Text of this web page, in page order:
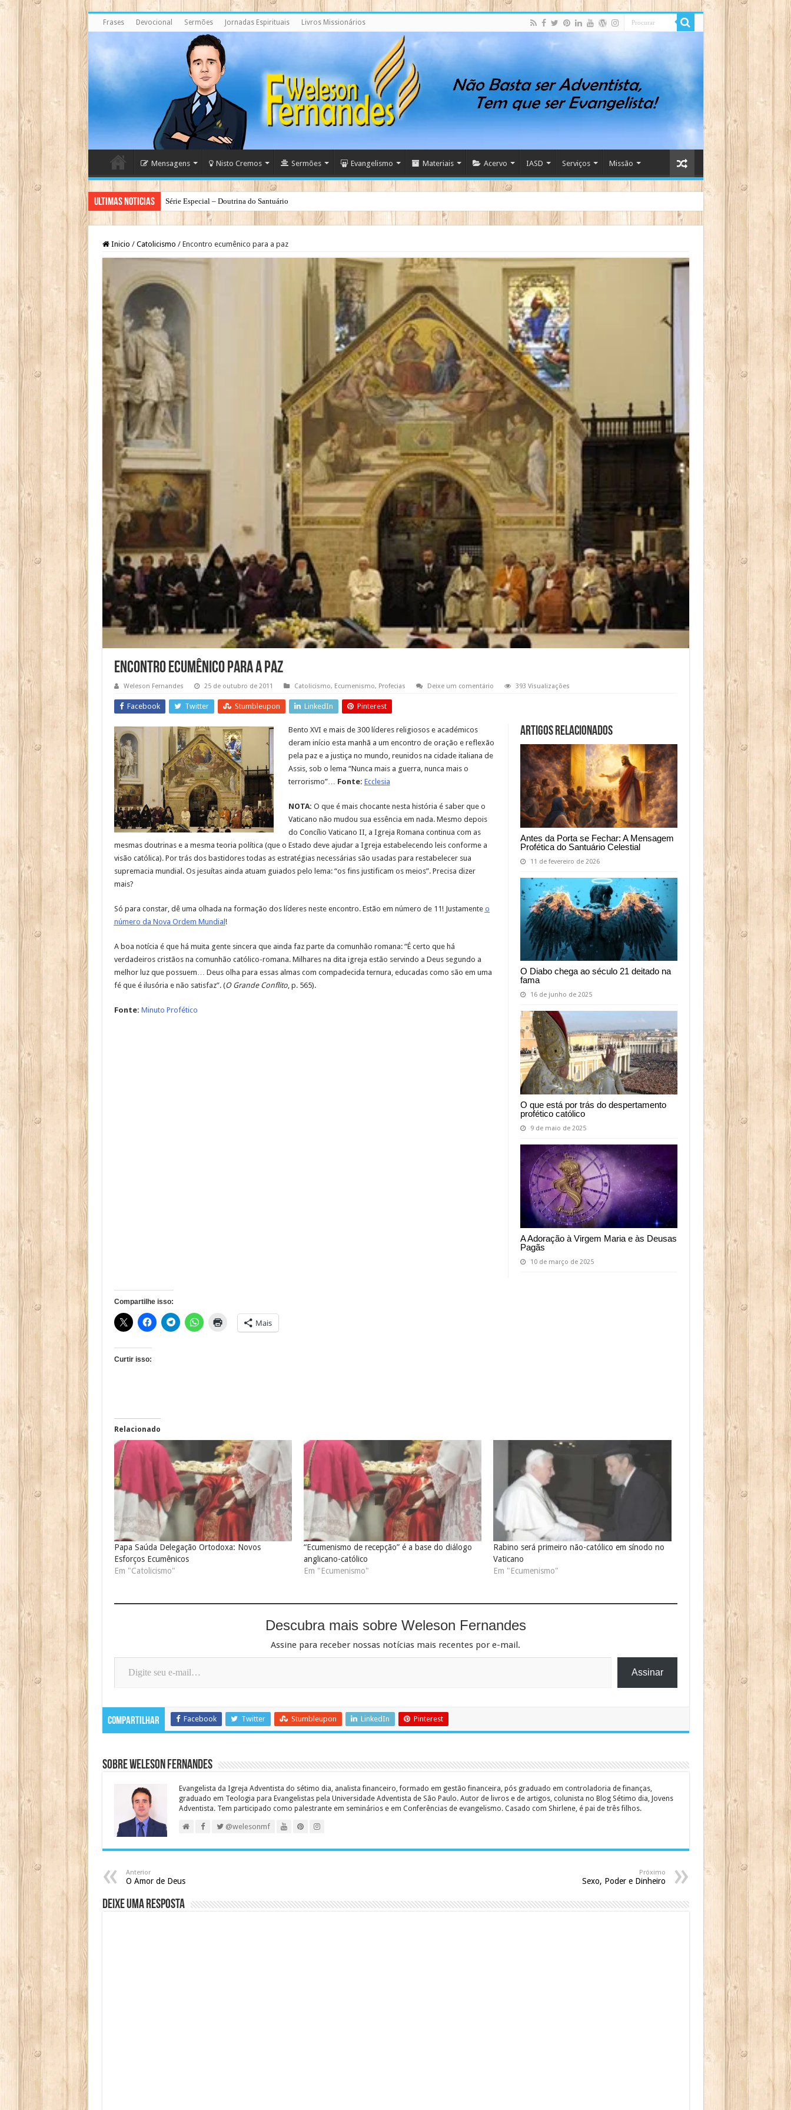
Frases Devocional Sermões Jornadas Espirituais Livros Missionários
Mensagens Nisto Cremos Sermões Evangelismo Materiais Acervo IASD Serviços Missão
Ultimas Noticias Série Especial – Doutrina do Santuário
Inicio / Catolicismo / Encontro ecumênico para a paz
Encontro ecumênico para a paz
Weleson Fernandes 25 de outubro de 2011 Catolicismo, Ecumenismo, Profecias Deixe um comentário 393 Visualizações
Facebook Twitter Stumbleupon LinkedIn Pinterest
Artigos relacionados
Antes da Porta se Fechar: A Mensagem
Profética do Santuário Celestial
11 de fevereiro de 2026
O Diabo chega ao século 21 deitado na
fama
16 de junho de 2025
O que está por trás do despertamento
profético católico
9 de maio de 2025
A Adoração à Virgem Maria e às Deusas
Pagãs
10 de março de 2025
Bento XVI e mais de 300 líderes religiosos e académicos
deram início esta manhã a um encontro de oração e reflexão
pela paz e a justiça no mundo, reunidos na cidade italiana de
Assis, sob o lema “Nunca mais a guerra, nunca mais o
terrorismo”… Fonte: Ecclesia
NOTA: O que é mais chocante nesta história é saber que o
Vaticano não mudou sua essência em nada. Mesmo depois
do Concílio Vaticano II, a Igreja Romana continua com as
mesmas doutrinas e a mesma teoria política (que o Estado deve ajudar a Igreja estabelecendo leis conforme a
visão católica). Por trás dos bastidores todas as estratégias necessárias são usadas para restabelecer sua
supremacia mundial. Os jesuítas ainda atuam guiados pelo lema: “os fins justificam os meios”. Precisa dizer
mais?
Só para constar, dê uma olhada na formação dos líderes neste encontro. Estão em número de 11! Justamente o
número da Nova Ordem Mundial !
A boa notícia é que há muita gente sincera que ainda faz parte da comunhão romana: “É certo que há
verdadeiros cristãos na comunhão católico-romana. Milhares na dita igreja estão servindo a Deus segundo a
melhor luz que possuem… Deus olha para essas almas com compadecida ternura, educadas como são em uma
fé que é ilusória e não satisfaz”. (O Grande Conflito, p. 565).
Fonte: Minuto Profético
Compartilhe isso:
Mais
Curtir isso:
Relacionado
Papa Saúda Delegação Ortodoxa: Novos
Esforços Ecumênicos
Em "Catolicismo"
“Ecumenismo de recepção” é a base do diálogo
anglicano-católico
Em "Ecumenismo"
Rabino será primeiro não-católico em sínodo no
Vaticano
Em "Ecumenismo"
Descubra mais sobre Weleson Fernandes
Assine para receber nossas notícias mais recentes por e-mail.
Digite seu e-mail…
Assinar
Compartilhar Facebook Twitter Stumbleupon LinkedIn Pinterest
Sobre Weleson Fernandes
Evangelista da Igreja Adventista do sétimo dia, analista financeiro, formado em gestão financeira, pós graduado em controladoria de finanças,
graduado em Teologia para Evangelistas pela Universidade Adventista de São Paulo. Autor de livros e de artigos, colunista no Blog Sétimo dia, Jovens
Adventista. Tem participado como palestrante em seminários e em Conferências de evangelismo. Casado com Shirlene, é pai de três filhos.
@welesonmf
Anterior
O Amor de Deus
Próximo
Sexo, Poder e Dinheiro
Deixe uma resposta